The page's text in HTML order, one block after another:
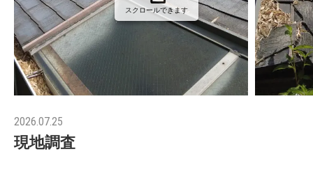
スクロールできます
2026.07.25
現地調査